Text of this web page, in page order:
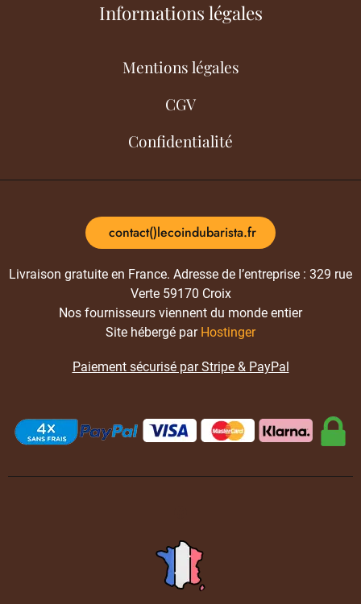
Informations légales
Mentions légales
CGV
Confidentialité
contact()lecoindubarista.fr
Livraison gratuite en France. Adresse de l’entreprise : 329 rue
Verte 59170 Croix
Nos fournisseurs viennent du monde entier
Site hébergé par Hostinger
Paiement sécurisé par Stripe & PayPal